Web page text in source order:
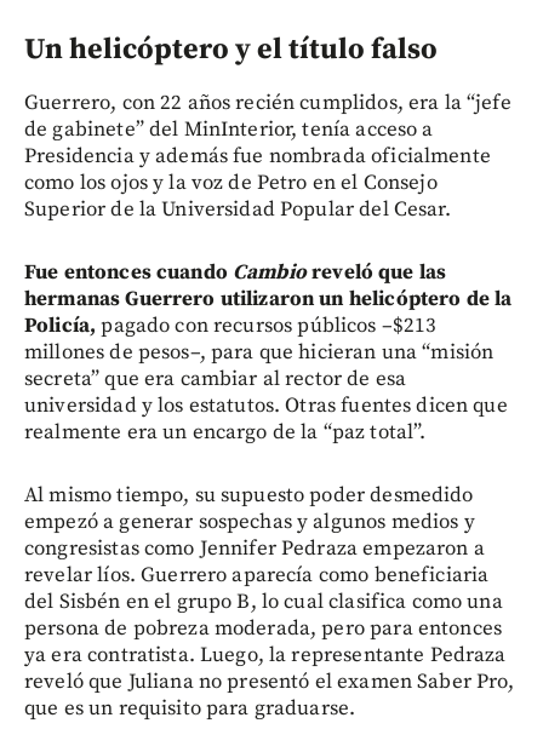
Un helicóptero y el título falso
Guerrero, con 22 años recién cumplidos, era la “jefe
de gabinete” del MinInterior, tenía acceso a
Presidencia y además fue nombrada oficialmente
como los ojos y la voz de Petro en el Consejo
Superior de la Universidad Popular del Cesar.
Fue entonces cuando Cambioreveló que las
hermanas Guerrero utilizaron un helicóptero de la
Policía, pagado con recursos públicos –$213
millones de pesos–, para que hicieran una “misión
secreta” que era cambiar al rector de esa
universidad y los estatutos. Otras fuentes dicen que
realmente era un encargo de la “paz total”.
Al mismo tiempo, su supuesto poder desmedido
empezó a generar sospechas y algunos medios y
congresistas como Jennifer Pedraza empezaron a
revelar líos. Guerrero aparecía como beneficiaria
del Sisbén en el grupo B, lo cual clasifica como una
persona de pobreza moderada, pero para entonces
ya era contratista. Luego, la representante Pedraza
reveló que Juliana no presentó el examen Saber Pro,
que es un requisito para graduarse.